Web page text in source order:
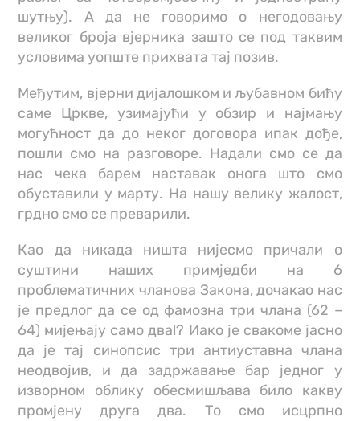
шутњу). А да не говоримо о негодовању
великог броја вјерника зашто се под таквим
условима уопште прихвата тај позив.
Међутим, вјерни дијалошком и љубавном бићу
саме Цркве, узимајући у обзир и најмању
могућност да до неког договора ипак дође,
пошли смо на разговоре. Надали смо се да
нас чека барем наставак онога што смо
обуставили у марту. На нашу велику жалост,
грдно смо се преварили.
Као да никада ништа нијесмо причали о
суштини наших примједби на 6
проблематичних чланова Закона, дочакао нас
је предлог да се од фамозна три члана (62 –
64) мијењају само два!? Иако је свакоме јасно
да је тај синопсис три антиуставна члана
неодвојив, и да задржавање бар једног у
изворном облику обесмишљава било какву
промјену друга два. То смо исцрпно